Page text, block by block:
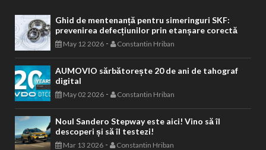
Ghid de mentenanță pentru simeringuri SKF:
prevenirea defecțiunilor prin etanșare corectă
May 12 2026 - Constantin Hriban
AUMOVIO sărbătorește 20 de ani de tahograf
digital
May 02 2026 - Constantin Hriban
Noul Sandero Stepway este aici! Vino să îl
descoperi și să îl testezi!
Mar 13 2026 - Constantin Hriban